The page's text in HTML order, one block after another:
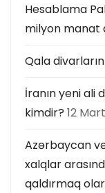
Hesablama
milyon manat
Qala
İranın yeni ali
kimdir? 12
Azərbaycan
xalqlar
qaldırmaq